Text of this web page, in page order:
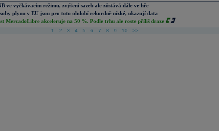
ve vyčkávacím režimu, zvýšení sazeb ale zůstává dále ve hře
plynu v EU jsou pro toto období rekordně nízké, ukazují data
MercadoLibre akceleruje na 50 %. Podle trhu ale roste příliš draze
1 2 3 4 5 6 7 8 9 10 >>